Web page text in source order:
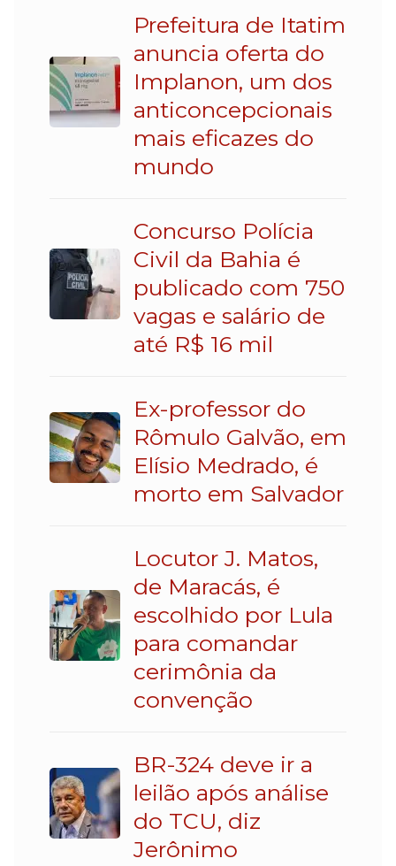
Prefeitura de Itatim
anuncia oferta do
Implanon, um dos
anticoncepcionais
mais eficazes do
mundo
Concurso Polícia
Civil da Bahia é
publicado com 750
vagas e salário de
até R$ 16 mil
Ex-professor do
Rômulo Galvão, em
Elísio Medrado, é
morto em Salvador
Locutor J. Matos,
de Maracás, é
escolhido por Lula
para comandar
cerimônia da
convenção
BR-324 deve ir a
leilão após análise
do TCU, diz
Jerônimo